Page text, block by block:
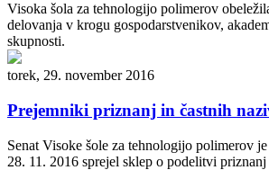
Visoka šola za tehnologijo polimerov
delovanja v krogu gospodarstvenikov,
skupnosti.
torek, 29. november 2016
Prejemniki priznanj in častnih
Senat Visoke šole za tehnologijo polimerov
28. 11. 2016 sprejel sklep o podelitvi